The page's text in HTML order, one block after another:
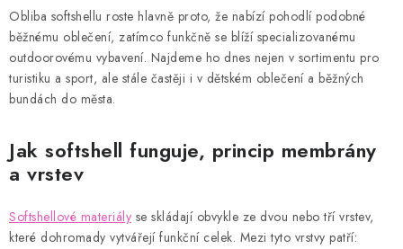
Obliba softshellu roste hlavně proto, že nabízí pohodlí podobné
běžnému oblečení, zatímco funkčně se blíží specializovanému
outdoorovému vybavení. Najdeme ho dnes nejen v sortimentu pro
turistiku a sport, ale stále častěji i v dětském oblečení a běžných
bundách do města.
Jak softshell funguje, princip membrány
a vrstev
Softshellové materiály se skládají obvykle ze dvou nebo tří vrstev,
které dohromady vytvářejí funkční celek. Mezi tyto vrstvy patří: